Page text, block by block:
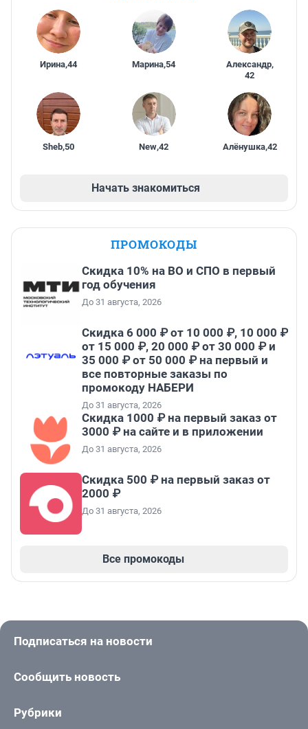
Ирина,44 Марина,54 Александр,
42
Sheb,50 New,42 Алёнушка,42
Начать знакомиться
ПРОМОКОДЫ
Скидка 10% на ВО и СПО в первый
год обучения
До 31 августа, 2026
Скидка 6 000 ₽ от 10 000 ₽, 10 000 ₽
от 15 000 ₽, 20 000 ₽ от 30 000 ₽ и
35 000 ₽ от 50 000 ₽ на первый и
все повторные заказы по
промокоду НАБЕРИ
До 31 августа, 2026
Скидка 1000 ₽ на первый заказ от
3000 ₽ на сайте и в приложении
До 31 августа, 2026
Скидка 500 ₽ на первый заказ от
2000 ₽
До 31 августа, 2026
Все промокоды
Подписаться на новости
Сообщить новость
Рубрики